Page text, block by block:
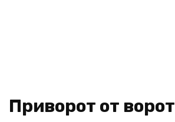
Приворот от ворот